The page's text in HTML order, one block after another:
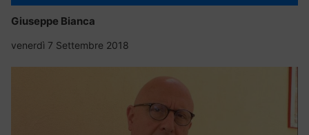
Giuseppe Bianca
venerdì 7 Settembre 2018